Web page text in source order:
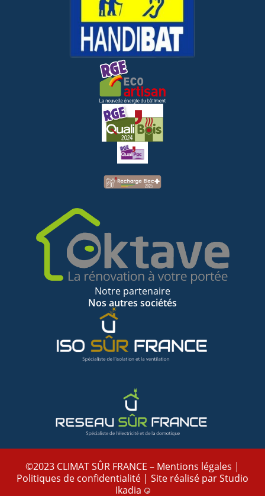
Notre partenaire
Nos autres sociétés
©2023 CLIMAT SÛR FRANCE – Mentions légales |
Politiques de confidentialité | Site réalisé parStudio
Ikadia